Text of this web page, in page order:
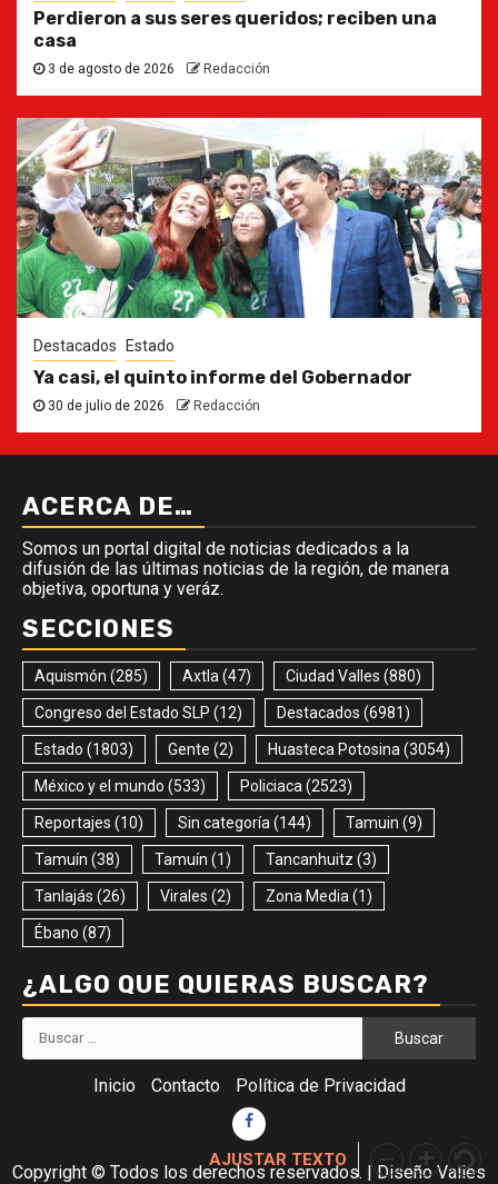
Perdieron a sus seres queridos; reciben una
casa
3 de agosto de 2026 Redacción
Destacados Estado
Ya casi, el quinto informe del Gobernador
30 de julio de 2026 Redacción
ACERCA DE…
Somos un portal digital de noticias dedicados a la
difusión de las últimas noticias de la región, de manera
objetiva, oportuna y veráz.
SECCIONES
Aquismón (285) Axtla (47) Ciudad Valles (880)
Congreso del Estado SLP (12) Destacados (6981)
Estado (1803) Gente (2) Huasteca Potosina (3054)
México y el mundo (533) Policiaca (2523)
Reportajes (10) Sin categoría (144) Tamuin (9)
Tamuín (38) Tamuín (1) Tancanhuitz (3)
Tanlajás (26) Virales (2) Zona Media (1)
Ébano (87)
¿ALGO QUE QUIERAS BUSCAR?
Buscar:
Inicio Contacto Política de Privacidad
Facebook
Copyright © Todos los derechos reservados. | Diseño Valles
AJUSTAR TEXTO